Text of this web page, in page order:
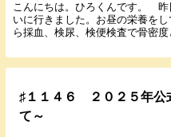
こんにちは。ひろくんです。 昨
いに行きました。お昼の栄養を
ら採血、検尿、検便検査で骨密
♯１１４６ ２０２５年
て～